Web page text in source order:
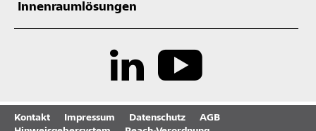
Innenraumlösungen
Kontakt Impressum Datenschutz
AGB